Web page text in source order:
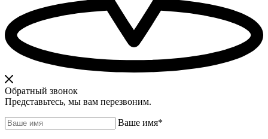
Обратный звонок
Представьтесь, мы вам перезвоним.
Ваше имя*